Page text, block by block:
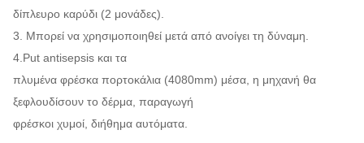
δίπλευρο καρύδι (2 μονάδες).
3. Μπορεί να χρησιμοποιηθεί μετά από ανοίγει τη δύναμη.
4.Put antisepsis και τα
πλυμένα φρέσκα πορτοκάλια (4080mm) μέσα, η μηχανή θα
ξεφλουδίσουν το δέρμα, παραγωγή
φρέσκοι χυμοί, διήθημα αυτόματα.